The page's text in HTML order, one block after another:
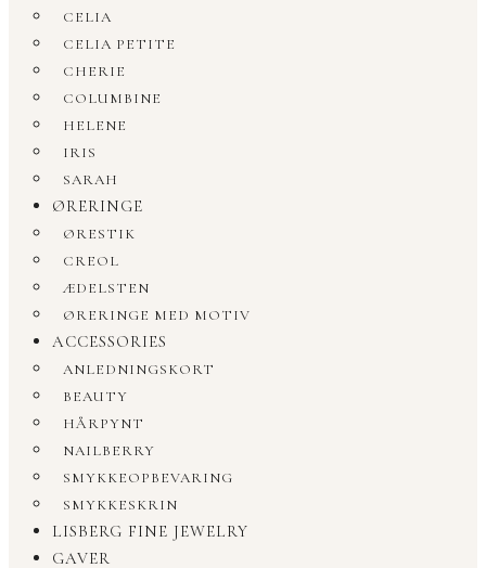
CELIA
CELIA PETITE
CHERIE
COLUMBINE
HELENE
IRIS
SARAH
ØRERINGE
ØRESTIK
CREOL
ÆDELSTEN
ØRERINGE MED MOTIV
ACCESSORIES
ANLEDNINGSKORT
BEAUTY
HÅRPYNT
NAILBERRY
SMYKKEOPBEVARING
SMYKKESKRIN
LISBERG FINE JEWELRY
GAVER